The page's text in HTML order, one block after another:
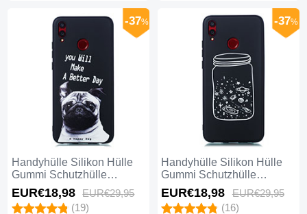
Handyhülle Silikon Hülle
Gummi Schutzhülle
Modisch Muster für Huawei
Honor 8X Plusfarbig
-37%
EUR€18,98 EUR€29,95
(19)
Handyhülle Silikon Hülle
Gummi Schutzhülle
Sternenhimmel für Huawei
Honor 8X Weiß
-37%
EUR€18,98 EUR€29,95
(16)